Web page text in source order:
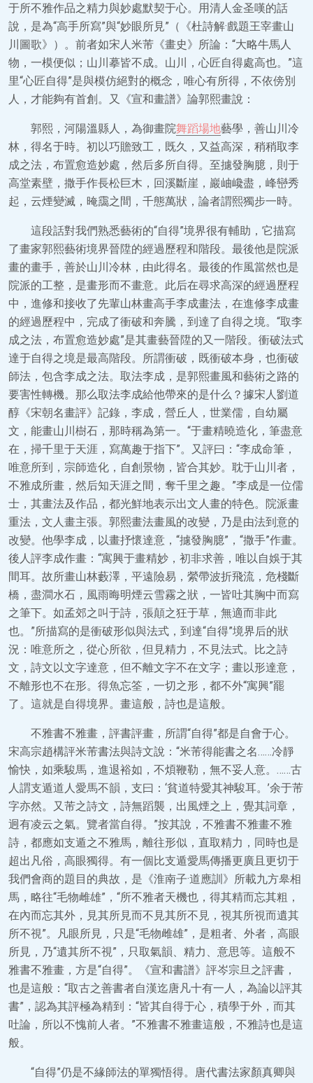
于所不雅作品之精力與妙處默契于心。用清人金圣嘆的話
說，是為“高手所寫”與“妙眼所見”（《杜詩解·戲題王宰畫山
川圖歌》）。前者如宋人米芾《畫史》所論：“大略牛馬人
物，一模便似；山川摹皆不成。山川，心匠自得處高也。”這
里“心匠自得”是與模仿絕對的概念，唯心有所得，不依傍別
人，才能夠有首創。又《宣和畫譜》論郭熙畫說：
郭熙，河陽溫縣人，為御畫院舞蹈場地藝學，善山川冷
林，得名于時。初以巧贍致工，既久，又益高深，稍稍取李
成之法，布置愈造妙處，然后多所自得。至攄發胸臆，則于
高堂素壁，撒手作長松巨木，回溪斷崖，巖岫巉盡，峰巒秀
起，云煙變滅，晻靄之間，千態萬狀，論者謂熙獨步一時。
這段話對我們熟悉藝術的“自得”境界很有輔助，它描寫
了畫家郭熙藝術境界晉陞的經過歷程和階段。最後他是院派
畫的畫手，善於山川冷林，由此得名。最後的作風當然也是
院派的工整，是畫形而不畫意。此后在尋求高深的經過歷程
中，進修和接收了先輩山林畫高手李成畫法，在進修李成畫
的經過歷程中，完成了衝破和奔騰，到達了自得之境。“取李
成之法，布置愈造妙處”是其畫藝晉陞的又一階段。衝破法式
達于自得之境是最高階段。所謂衝破，既衝破本身，也衝破
師法，包含李成之法。取法李成，是郭熙畫風和藝術之路的
要害性轉機。那么取法李成給他帶來的是什么？據宋人劉道
醇《宋朝名畫評》記錄，李成，營丘人，世業儒，自幼屬
文，能畫山川樹石，那時稱為第一。“于畫精曉造化，筆盡意
在，掃千里于天涯，寫萬趣于指下”。又評曰：“李成命筆，
唯意所到，宗師造化，自創景物，皆合其妙。耽于山川者，
不雅成所畫，然后知天涯之間，奪千里之趣。”李成是一位儒
士，其畫法及作品，都光鮮地表示出文人畫的特色。院派畫
重法，文人畫主張。郭熙畫法畫風的改變，乃是由法到意的
改變。他學李成，以畫抒懷達意，“攄發胸臆”，“撒手”作畫。
後人評李成作畫：“寓興于畫精妙，初非求善，唯以自娛于其
間耳。故所畫山林藪澤，平遠險易，縈帶波折飛流，危棧斷
橋，盡澗水石，風雨晦明煙云雪霧之狀，一皆吐其胸中而寫
之筆下。如孟郊之叫于詩，張顛之狂于草，無適而非此
也。”所描寫的是衝破形似與法式，到達“自得”境界后的狀
況：唯意所之，從心所欲，但見精力，不見法式。比之詩
文，詩文以文字達意，但不離文字不在文字；畫以形達意，
不離形也不在形。得魚忘筌，一切之形，都不外“寓興”罷
了。這就是自得境界。畫這般，詩也是這般。
不雅書不雅畫，評書評畫，所謂“自得”都是自會于心。
宋高宗趙構評米芾書法與詩文說：“米芾得能書之名……冷靜
愉快，如乘駿馬，進退裕如，不煩鞭勒，無不妥人意。……古
人謂支遁道人愛馬不韻，支曰：‘貧道特愛其神駿耳。’余于芾
字亦然。又芾之詩文，詩無蹈襲，出風煙之上，覺其詞章，
迥有凌云之氣。覽者當自得。”按其說，不雅書不雅畫不雅
詩，都應如支遁之不雅馬，離往形似，直取精力，同時也是
超出凡俗，高眼獨得。有一個比支遁愛馬傳播更廣且更切于
我們會商的題目的典故，是《淮南子·道應訓》所載九方皋相
馬，略往“毛物雌雄”，“所不雅者天機也，得其精而忘其粗，
在內而忘其外，見其所見而不見其所不見，視其所視而遺其
所不視”。凡眼所見，只是“毛物雌雄”，是粗者、外者，高眼
所見，乃“遺其所不視”，只取氣韻、精力、意思等。這般不
雅書不雅畫，方是“自得”。《宣和書譜》評岑宗旦之評書，
也是這般：“取古之善書者自漢迄唐凡十有一人，為論以評其
書”，認為其評極為精到：“皆其自得于心，積學于外，而其
吐論，所以不愧前人者。”不雅書不雅畫這般，不雅詩也是這
般。
“自得”仍是不緣師法的單獨悟得。唐代書法家顏真卿與